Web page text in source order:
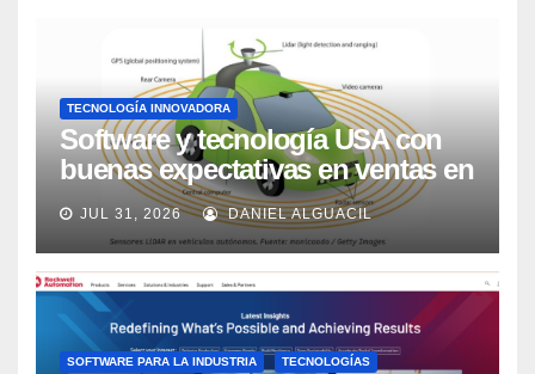
TECNOLOGÍA INNOVADORA
Software y tecnología USA con
buenas expectativas en ventas en
los próximos 2 años, según
Market Watch
JUL 31, 2026 DANIEL ALGUACIL
SOFTWARE PARA LA INDUSTRIA TECNOLOGÍAS